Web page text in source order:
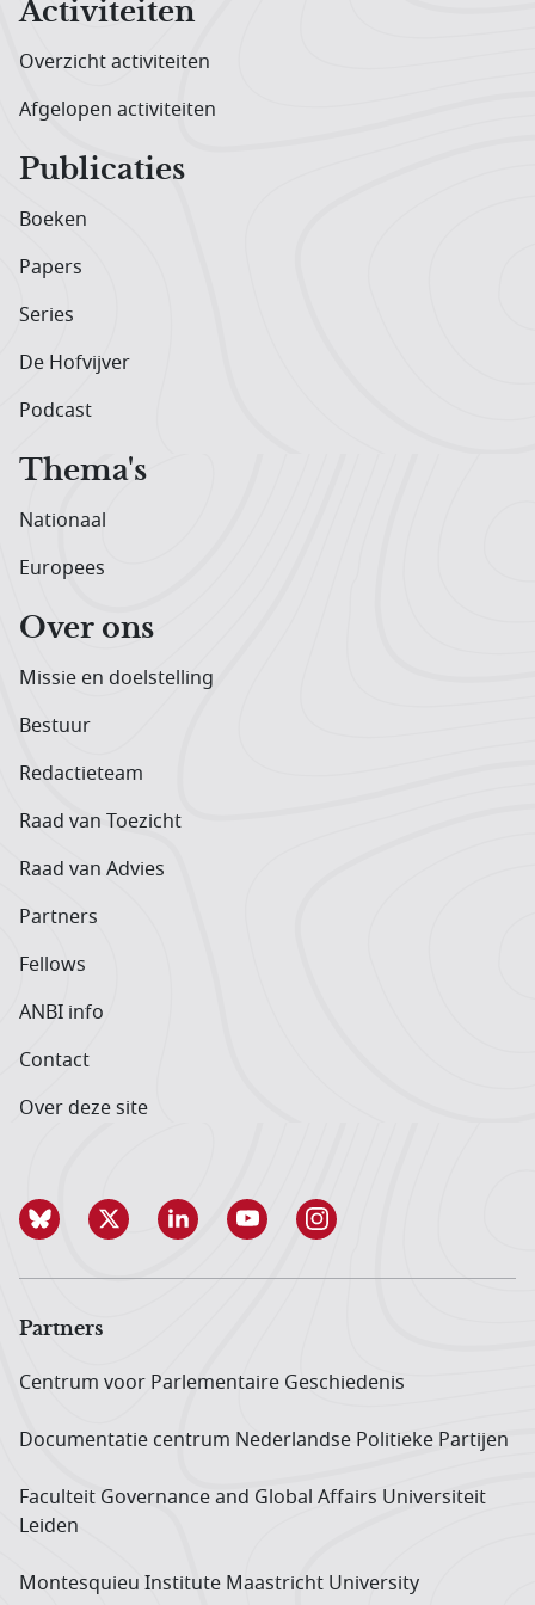
Activiteiten
Overzicht activiteiten
Afgelopen activiteiten
Publicaties
Boeken
Papers
Series
De Hofvijver
Podcast
Thema's
Nationaal
Europees
Over ons
Missie en doelstelling
Bestuur
Redactieteam
Raad van Toezicht
Raad van Advies
Partners
Fellows
ANBI info
Contact
Over deze site
Partners
Centrum voor Parlementaire Geschiedenis
Documentatie centrum Neder­landse Politieke Partijen
Faculteit Governance and Global Affairs Universiteit
Leiden
Montesquieu Institute Maastricht University